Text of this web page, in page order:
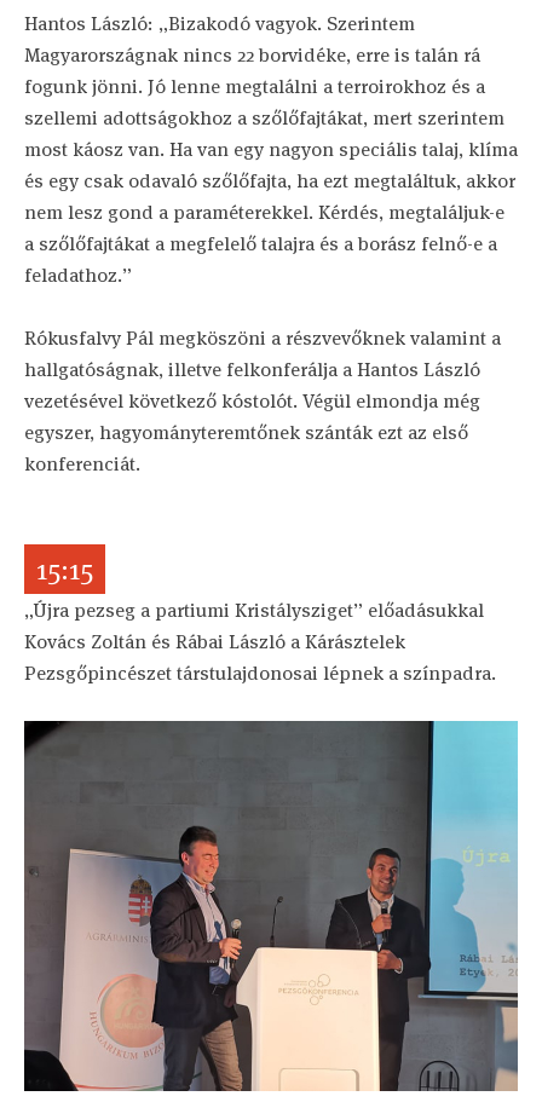
Hantos László: „Bizakodó vagyok. Szerintem
Magyarországnak nincs 22 borvidéke, erre is talán rá
fogunk jönni. Jó lenne megtalálni a terroirokhoz és a
szellemi adottságokhoz a szőlőfajtákat, mert szerintem
most káosz van. Ha van egy nagyon speciális talaj, klíma
és egy csak odavaló szőlőfajta, ha ezt megtaláltuk, akkor
nem lesz gond a paraméterekkel. Kérdés, megtaláljuk-e
a szőlőfajtákat a megfelelő talajra és a borász felnő-e a
feladathoz.”
Rókusfalvy Pál megköszöni a részvevőknek valamint a
hallgatóságnak, illetve felkonferálja a Hantos László
vezetésével következő kóstolót. Végül elmondja még
egyszer, hagyományteremtőnek szánták ezt az első
konferenciát.
15:15
„Újra pezseg a partiumi Kristálysziget” előadásukkal
Kovács Zoltán és Rábai László a Kárásztelek
Pezsgőpincészet társtulajdonosai lépnek a színpadra.